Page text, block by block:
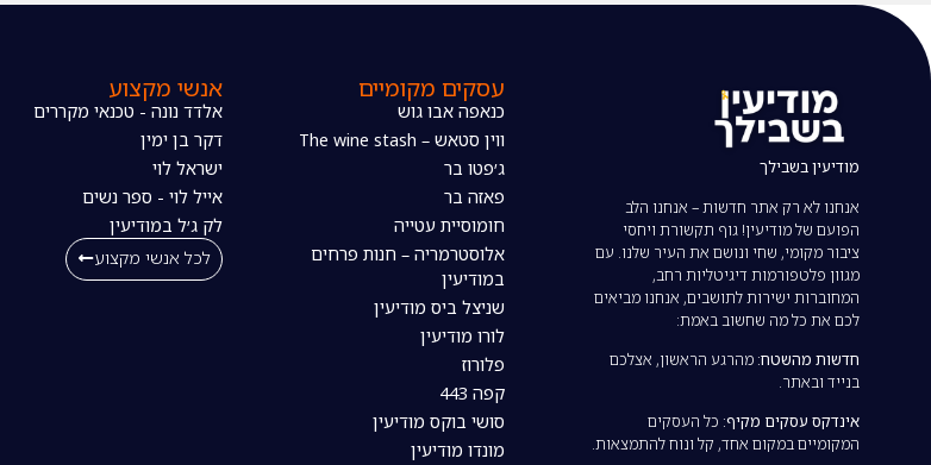
מודיעין בשבילך
אנחנו לא רק אתר חדשות – אנחנו הלב
הפועם של מודיעין! גוף תקשורת ויחסי
ציבור מקומי, שחי ונושם את העיר שלנו. עם
מגוון פלטפורמות דיגיטליות רחב,
המחוברות ישירות לתושבים, אנחנו מביאים
לכם את כל מה שחשוב באמת:
חדשות מהשטח: מהרגע הראשון, אצלכם
בנייד ובאתר.
אינדקס עסקים מקיף: כל העסקים
המקומיים במקום אחד, קל ונוח להתמצאות.
עסקים מקומיים
כנאפה אבו גוש
ווין סטאש – The wine stash
ג׳פטו בר
פאזה בר
חומוסיית עטייה
אלוסטרמריה – חנות פרחים
במודיעין
שניצל ביס מודיעין
לורו מודיעין
פלורוז
קפה 443
סושי בוקס מודיעין
מונדו מודיעין
אנשי מקצוע
אלדד נונה - טכנאי מקררים
דקר בן ימין
ישראל לוי
אייל לוי - ספר נשים
לק ג׳ל במודיעין
לכל אנשי מקצוע